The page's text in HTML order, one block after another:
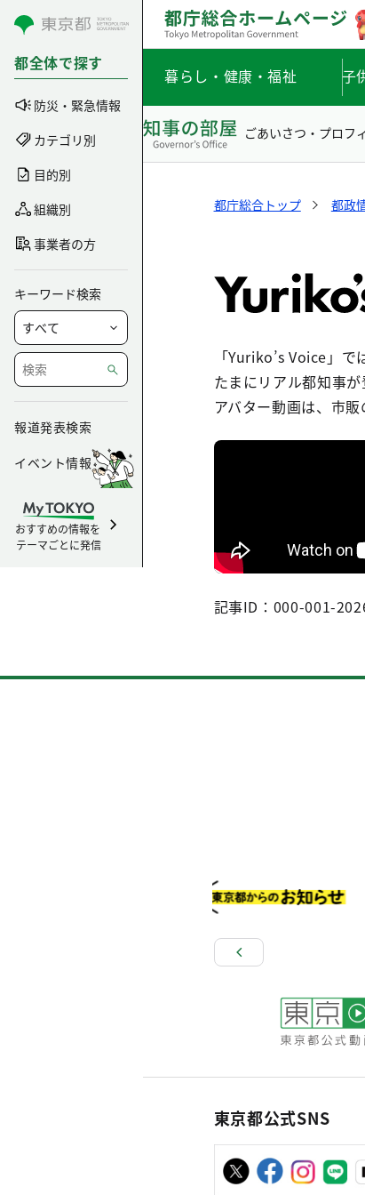
コンテンツにスキップ
都全体で探す
防災・緊急情報
カテゴリ別
目的別
組織別
事業者の方
キーワード検索
報道発表検索
イベント情報
おすすめの情報を
テーマごとに発信
暮らし・健康・福祉 子
ごあいさつ・プロフ
都庁総合トップ 都政
「Yuriko’s Voice」
たまにリアル都知事が
アバター動画は、市
記事ID：000-001-
東京都公式SNS